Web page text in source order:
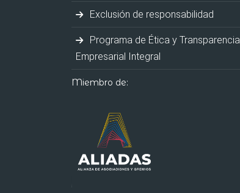
Exclusión de responsabilidad
Programa de Ética y Transparencia
Empresarial Integral
Miembro de: